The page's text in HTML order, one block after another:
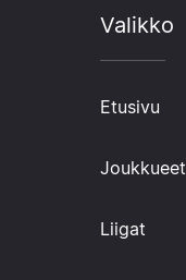
Valikko
Etusivu
Joukkueet
Liigat